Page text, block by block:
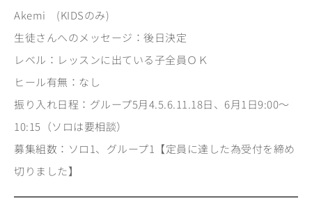
Akemi (KIDSのみ)
生徒さんへのメッセージ：後日決定
レベル：レッスンに出ている子全員ＯＫ
ヒール有無：なし
振り入れ日程：グループ5月4.5.6.11.18日、6月1日9:00〜
10:15（ソロは要相談）
募集組数：ソロ1、グループ1【定員に達した為受付を締め
切りました】